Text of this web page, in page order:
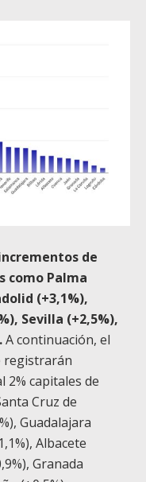
de
como Palma
(+3,1%),
Sevilla (+2,5%),
A continuación, el
registrarán
capitales de
Cruz de
Guadalajara
Albacete
Granada